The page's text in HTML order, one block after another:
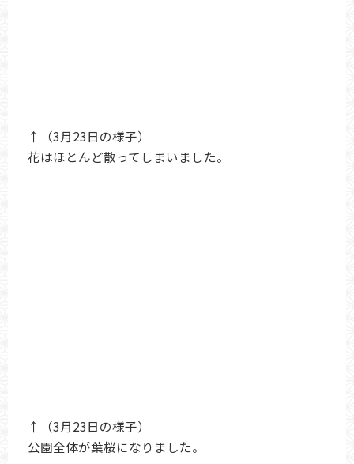
↑（3月23日の様子）
花はほとんど散ってしまいました。
↑（3月23日の様子）
公園全体が葉桜になりました。